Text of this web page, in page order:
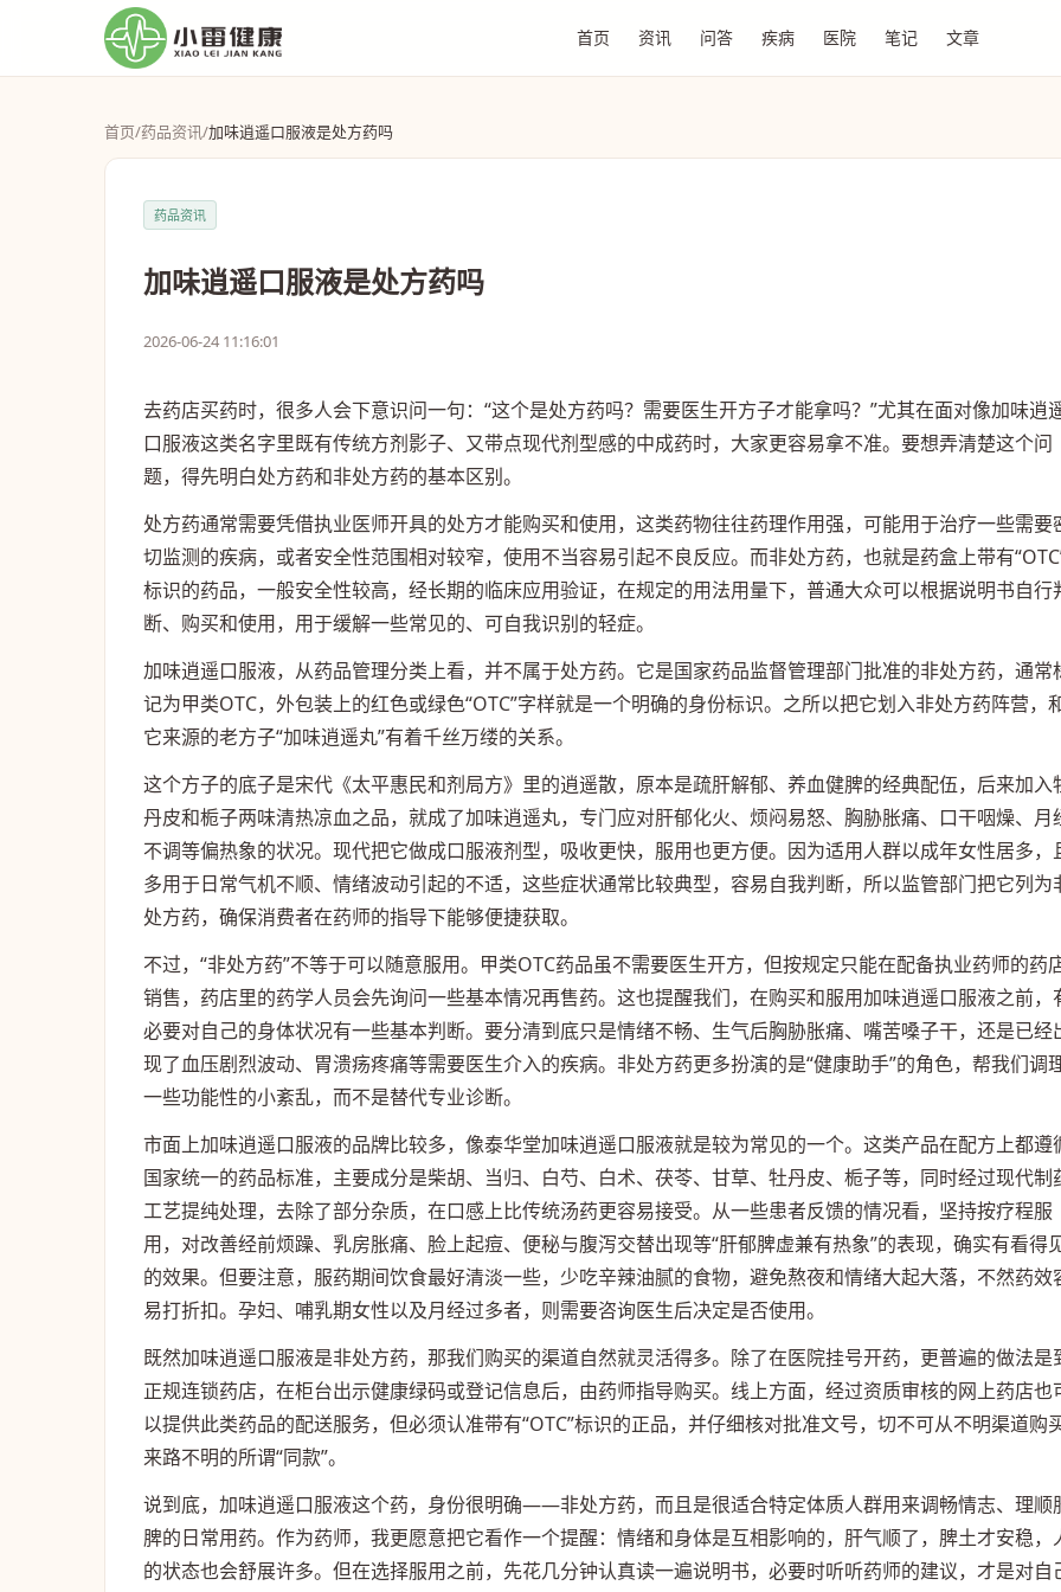
首页 资讯 问答 疾病 医院 笔记 文章
首页/药品资讯/加味逍遥口服液是处方药吗
药品资讯
加味逍遥口服液是处方药吗
2026-06-24 11:16:01
去药店买药时，很多人会下意识问一句：“这个是处方药吗？需要医生开方子才能拿吗？”尤其在面对像加味逍
口服液这类名字里既有传统方剂影子、又带点现代剂型感的中成药时，大家更容易拿不准。要想弄清楚这个问
题，得先明白处方药和非处方药的基本区别。
处方药通常需要凭借执业医师开具的处方才能购买和使用，这类药物往往药理作用强，可能用于治疗一些需要
切监测的疾病，或者安全性范围相对较窄，使用不当容易引起不良反应。而非处方药，也就是药盒上带有
标识的药品，一般安全性较高，经长期的临床应用验证，在规定的用法用量下，普通大众可以根据说明书自行
断、购买和使用，用于缓解一些常见的、可自我识别的轻症。
加味逍遥口服液，从药品管理分类上看，并不属于处方药。它是国家药品监督管理部门批准的非处方药，通常
记为甲类OTC，外包装上的红色或绿色“OTC”字样就是一个明确的身份标识。之所以把它划入非处方药阵营，
它来源的老方子“加味逍遥丸”有着千丝万缕的关系。
这个方子的底子是宋代《太平惠民和剂局方》里的逍遥散，原本是疏肝解郁、养血健脾的经典配伍，后来加入
丹皮和栀子两味清热凉血之品，就成了加味逍遥丸，专门应对肝郁化火、烦闷易怒、胸胁胀痛、口干咽燥、月
不调等偏热象的状况。现代把它做成口服液剂型，吸收更快，服用也更方便。因为适用人群以成年女性居多，
多用于日常气机不顺、情绪波动引起的不适，这些症状通常比较典型，容易自我判断，所以监管部门把它列为
处方药，确保消费者在药师的指导下能够便捷获取。
不过，“非处方药”不等于可以随意服用。甲类OTC药品虽不需要医生开方，但按规定只能在配备执业药师的药
销售，药店里的药学人员会先询问一些基本情况再售药。这也提醒我们，在购买和服用加味逍遥口服液之前，
必要对自己的身体状况有一些基本判断。要分清到底只是情绪不畅、生气后胸胁胀痛、嘴苦嗓子干，还是已经
现了血压剧烈波动、胃溃疡疼痛等需要医生介入的疾病。非处方药更多扮演的是“健康助手”的角色，帮我们调
一些功能性的小紊乱，而不是替代专业诊断。
市面上加味逍遥口服液的品牌比较多，像泰华堂加味逍遥口服液就是较为常见的一个。这类产品在配方上都遵
国家统一的药品标准，主要成分是柴胡、当归、白芍、白术、茯苓、甘草、牡丹皮、栀子等，同时经过现代制
工艺提纯处理，去除了部分杂质，在口感上比传统汤药更容易接受。从一些患者反馈的情况看，坚持按疗程服
用，对改善经前烦躁、乳房胀痛、脸上起痘、便秘与腹泻交替出现等“肝郁脾虚兼有热象”的表现，确实有看得
的效果。但要注意，服药期间饮食最好清淡一些，少吃辛辣油腻的食物，避免熬夜和情绪大起大落，不然药效
易打折扣。孕妇、哺乳期女性以及月经过多者，则需要咨询医生后决定是否使用。
既然加味逍遥口服液是非处方药，那我们购买的渠道自然就灵活得多。除了在医院挂号开药，更普遍的做法是
正规连锁药店，在柜台出示健康绿码或登记信息后，由药师指导购买。线上方面，经过资质审核的网上药店也
以提供此类药品的配送服务，但必须认准带有“OTC”标识的正品，并仔细核对批准文号，切不可从不明渠道购
来路不明的所谓“同款”。
说到底，加味逍遥口服液这个药，身份很明确——非处方药，而且是很适合特定体质人群用来调畅情志、理顺
脾的日常用药。作为药师，我更愿意把它看作一个提醒：情绪和身体是互相影响的，肝气顺了，脾土才安稳，
的状态也会舒展许多。但在选择服用之前，先花几分钟认真读一遍说明书，必要时听听药师的建议，才是对自